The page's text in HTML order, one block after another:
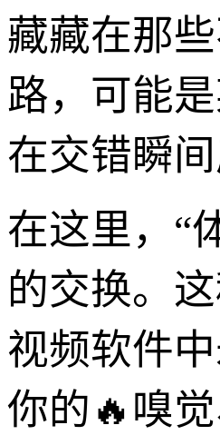
藏藏在那
路，可能
在交错瞬
在这里，“
的交换。
视频软件
你的🔥嗅